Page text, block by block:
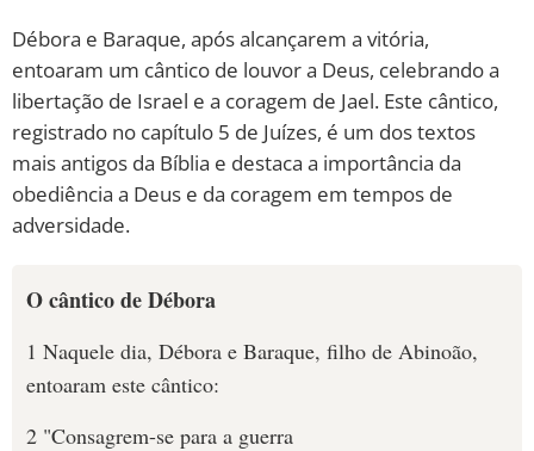
Débora e Baraque, após alcançarem a vitória,
entoaram um cântico de louvor a Deus, celebrando a
libertação de Israel e a coragem de Jael. Este cântico,
registrado no capítulo 5 de Juízes, é um dos textos
mais antigos da Bíblia e destaca a importância da
obediência a Deus e da coragem em tempos de
adversidade.
O cântico de Débora
1 Naquele dia, Débora e Baraque, filho de Abinoão,
entoaram este cântico:
2 "Consagrem-se para a guerra